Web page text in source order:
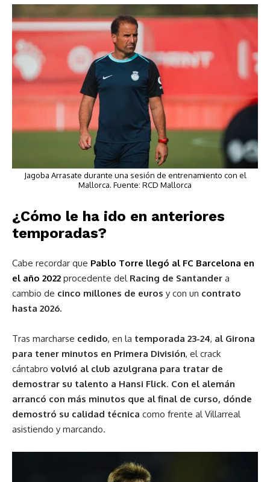
Jagoba Arrasate durante una sesión de entrenamiento con el
Mallorca. Fuente: RCD Mallorca
¿Cómo le ha ido en anteriores
temporadas?
Cabe recordar que Pablo Torre llegó al FC Barcelona en
el año 2022 procedente del Racing de Santander a
cambio de cinco millones de euros y con un contrato
hasta 2026.
Tras marcharse cedido, en la temporada 23-24, al Girona
para tener minutos en Primera División, el crack
cántabro volvió al club azulgrana para tratar de
demostrar su talento a Hansi Flick. Con el alemán
arrancó con más minutos que al final de curso, dónde
demostró su calidad técnica como frente al Villarreal
asistiendo y marcando.